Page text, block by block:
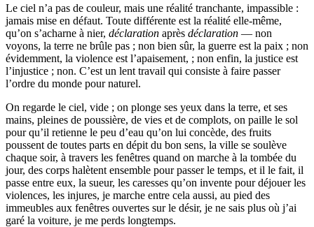
Le ciel n’a pas de couleur, mais une réalité tranchante, impassible :
jamais mise en défaut. Toute différente est la réalité elle-même,
qu’on s’acharne à nier, déclaration après déclaration — non
voyons, la terre ne brûle pas ; non bien sûr, la guerre est la paix ; non
évidemment, la violence est l’apaisement, ; non enfin, la justice est
l’injustice ; non. C’est un lent travail qui consiste à faire passer
l’ordre du monde pour naturel.
On regarde le ciel, vide ; on plonge ses yeux dans la terre, et ses
mains, pleines de poussière, de vies et de complots, on paille le sol
pour qu’il retienne le peu d’eau qu’on lui concède, des fruits
poussent de toutes parts en dépit du bon sens, la ville se soulève
chaque soir, à travers les fenêtres quand on marche à la tombée du
jour, des corps halètent ensemble pour passer le temps, et il le fait, il
passe entre eux, la sueur, les caresses qu’on invente pour déjouer les
violences, les injures, je marche entre cela aussi, au pied des
immeubles aux fenêtres ouvertes sur le désir, je ne sais plus où j’ai
garé la voiture, je me perds longtemps.